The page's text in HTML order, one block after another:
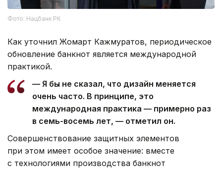
Фото: Нацбанк РК
Как уточнил Жомарт Кажмуратов, периодическое
обновление банкнот является международной
практикой.
— Я бы не сказал, что дизайн меняется
очень часто. В принципе, это
международная практика — примерно раз
в семь-восемь лет, — отметил он.
Совершенствование защитных элементов
при этом имеет особое значение: вместе
с технологиями производства банкнот